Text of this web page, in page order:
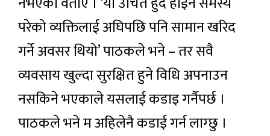
परेको व्यक्तिलाई अघिपछि पनि सामान खरिद
गर्ने अवसर थियो’ पाठकले भने – तर सवै
व्यवसाय खुल्दा सुरक्षित हुने विधि अपनाउन
नसकिने भएकाले यसलाई कडाइ गर्नैपर्छ ।
पाठकले भने म अहिलेनै कडाई गर्न लाग्छु ।